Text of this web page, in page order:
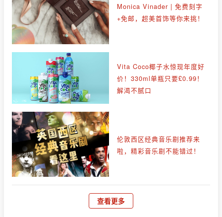
Monica Vinader | 免费刻字
+免邮，超美首饰等你来挑！
Vita Coco椰子水惊现年度好
价！330ml单瓶只要£0.99！
解渴不腻口
伦敦西区经典音乐剧推荐来
啦，精彩音乐剧不能错过！
查看更多